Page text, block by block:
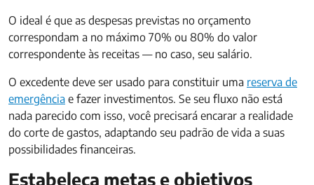
O ideal é que as despesas previstas no orçamento
correspondam a no máximo 70% ou 80% do valor
correspondente às receitas — no caso, seu salário.
O excedente deve ser usado para constituir uma reserva de
emergência e fazer investimentos. Se seu fluxo não está
nada parecido com isso, você precisará encarar a realidade
do corte de gastos, adaptando seu padrão de vida a suas
possibilidades financeiras.
Estabeleça metas e objetivos